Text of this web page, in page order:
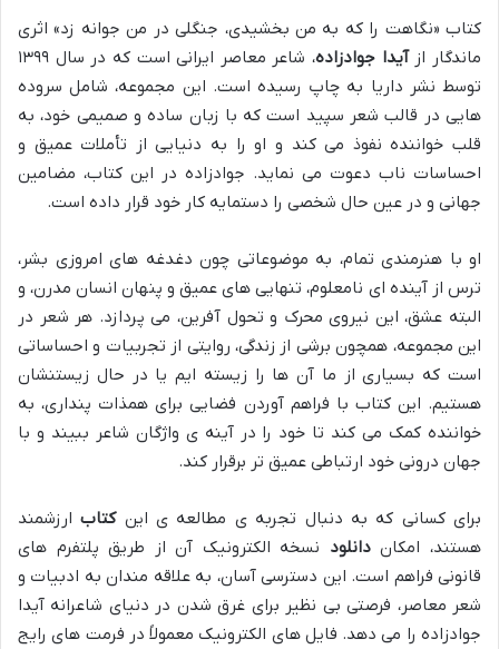
کتاب «نگاهت را که به من بخشیدی، جنگلی در من جوانه زد» اثری
ماندگار ازآیدا جوادزاده
، شاعر معاصر ایرانی است که در سال ۱۳۹۹
توسط نشر داریا به چاپ رسیده است. این مجموعه، شامل سروده
هایی در قالب شعر سپید است که با زبان ساده و صمیمی خود، به
قلب خواننده نفوذ می کند و او را به دنیایی از تأملات عمیق و
احساسات ناب دعوت می نماید. جوادزاده در این کتاب، مضامین
جهانی و در عین حال شخصی را دستمایه کار خود قرار داده است.
او با هنرمندی تمام، به موضوعاتی چون دغدغه های امروزی بشر،
ترس از آینده ای نامعلوم، تنهایی های عمیق و پنهان انسان مدرن، و
البته عشق، این نیروی محرک و تحول آفرین، می پردازد. هر شعر در
این مجموعه، همچون برشی از زندگی، روایتی از تجربیات و احساساتی
است که بسیاری از ما آن ها را زیسته ایم یا در حال زیستنشان
هستیم. این کتاب با فراهم آوردن فضایی برای همذات پنداری، به
خواننده کمک می کند تا خود را در آینه ی واژگان شاعر ببیند و با
جهان درونی خود ارتباطی عمیق تر برقرار کند.
برای کسانی که به دنبال تجربه ی مطالعه ی اینکتابارزشمند
هستند، امکاندانلود نسخه الکترونیک آن از طریق پلتفرم های
قانونی فراهم است. این دسترسی آسان، به علاقه مندان به ادبیات و
شعر معاصر، فرصتی بی نظیر برای غرق شدن در دنیای شاعرانه آیدا
جوادزاده را می دهد. فایل های الکترونیک معمولاً در فرمت های رایج